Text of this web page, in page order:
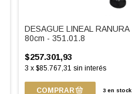
DESAGUE LINEAL RANURA
80cm - 351.01.8
$257.301,93
3 x $85.767,31 sin interés
3en stock